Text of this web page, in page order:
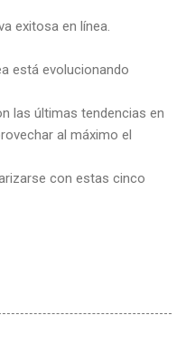
exitosa en línea.
está evolucionando
las últimas tendencias en
al máximo el
con estas cinco